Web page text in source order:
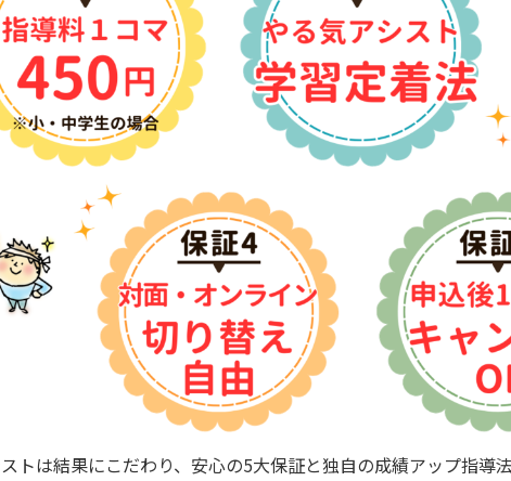
トは結果にこだわり、安心の5大保証と独自の成績アップ指導法